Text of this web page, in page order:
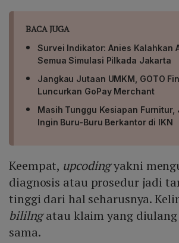
BACA JUGA
Survei Indikator: Anies Kalahkan
Semua Simulasi Pilkada Jakarta
Jangkau Jutaan UMKM, GOTO
Luncurkan GoPay Merchant
Masih Tunggu Kesiapan Furnitur,
Ingin Buru-Buru Berkantor di IKN
Keempat, upcodingyakni
diagnosis atau prosedur jadi
tinggi dari hal seharusnya.
bililngatau klaim yang diulang
sama.